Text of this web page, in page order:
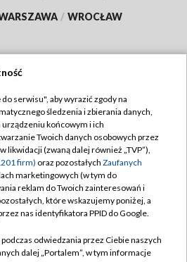
/ WROCŁAW
TVP
TVP
prywatności
Moje zgody
Pomoc
Kontakt
serwisu", aby wyrazić zgody na
śledzenia i zbierania danych,
końcowym i ich
Twoich danych osobowych przez
likwidacji (zwaną dalej również „TVP”),
firm) oraz pozostałych Zaufanych
marketingowych (w tym do
reklam do Twoich zainteresowań i
które wskazujemy poniżej, a
nas identyfikatora PPID do Google.
odwiedzania przez Ciebie naszych
dalej „Portalem”, w tym informacje